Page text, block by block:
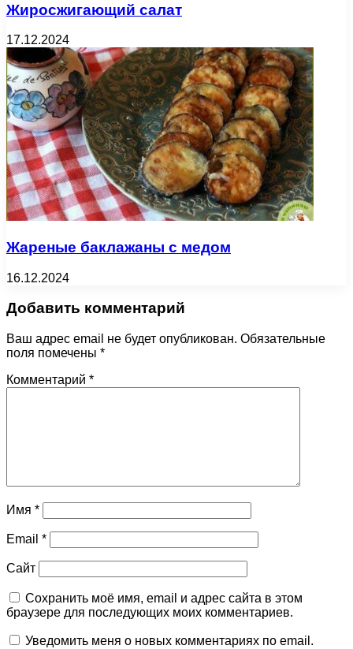
Жиросжигающий салат
17.12.2024
Жареные баклажаны с медом
16.12.2024
Добавить комментарий
Ваш адрес email не будет опубликован. Обязательные
поля помечены *
Комментарий *
Имя *
Email *
Сайт
Сохранить моё имя, email и адрес сайта в этом
браузере для последующих моих комментариев.
Уведомить меня о новых комментариях по email.